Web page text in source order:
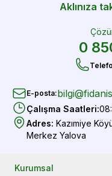
Aklınıza
0
E-posta:
Çalışma Saatleri:
Adres: Kazımiye
Merkez Yalova
Kurumsal